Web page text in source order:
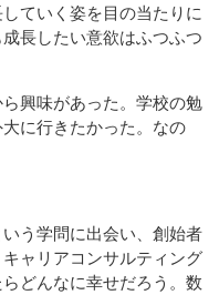
ていく姿を目の当たりに
長したい意欲はふつふつ
興味があった。学校の勉
に行きたかった。なの
う学問に出会い、創始者
ャリアコンサルティング
どんなに幸せだろう。数